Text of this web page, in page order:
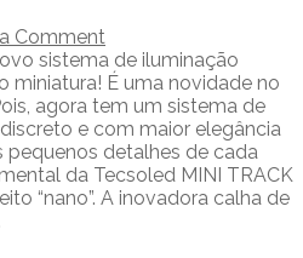
Comment
sistema de iluminação
miniatura! É uma novidade no
agora tem um sistema de
e com maior elegância
detalhes de cada
da Tecsoled MINI TRACK
“nano”. A inovadora calha de